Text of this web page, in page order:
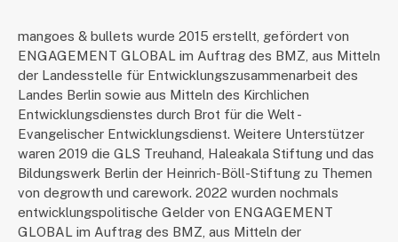
mangoes & bullets wurde 2015 erstellt, gefördert von
ENGAGEMENT GLOBAL im Auftrag des BMZ, aus Mitteln
der Landesstelle für Entwicklungszusammenarbeit des
Landes Berlin sowie aus Mitteln des Kirchlichen
Entwicklungsdienstes durch Brot für die Welt -
Evangelischer Entwicklungsdienst. Weitere Unterstützer
waren 2019 die GLS Treuhand, Haleakala Stiftung und das
Bildungswerk Berlin der Heinrich-Böll-Stiftung zu Themen
von degrowth und carework. 2022 wurden nochmals
entwicklungspolitische Gelder von ENGAGEMENT
GLOBAL im Auftrag des BMZ, aus Mitteln der